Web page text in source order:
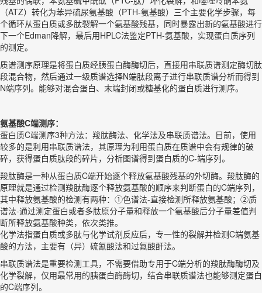
（ATZ）转化为苯异硫尿氨基酸（PTH-氨基酸）三个主要化学步骤，每
个循环从蛋白质或多肽裂解一个氨基酸残基，同时暴露出新的氨基酸进行
下一个Edman降解，最后用HPLC法鉴定PTH-氨基酸，实现蛋白质序列
的测定。
质谱测序原理是将蛋白质经胰蛋白酶酶切后，直接用串联质谱测定酶切肽
段混合物，然后通过一级质谱选择N端肽段离子进行串联质谱分析而得到
N端序列。能够对混合蛋白、末端封闭或糖基化的蛋白质进行测序。
氨基酸C端测序：
蛋白质C端测序3种方法：羧肽酶法、化学法及串联质谱法。目前，使用
较多的是利用串联质谱法，其原理为利用蛋白质在质谱中会有规律的破
碎，获得蛋白质肽段的碎片，分析图谱得到蛋白质的C-端序列。
羧肽酶是一种从蛋白质C端开始逐个释放氨基酸残基的外切酶。羧肽酶的
原理就是通过检测羧肽酶逐个释放氨基酸的顺序来判断蛋白的C端序列，
其中释放氨基酸的检测有两种：①色谱法-直接检测所释放氨基酸；②质
谱法-通过测定蛋白或者多肽原分子量和释放一个氨基酸后分子量差值判
断所释放氨基酸种类，依次类推。
化学法指蛋白质或多肽与化学试剂反应后，专一性的裂解并检测C端氨基
酸的方法，主要有（异）硫氰酸法和过氟酸酐法。
串联质谱法是重要检测工具，不需要借助专用于C端分析的羧肽酶酶切及
化学裂解，仅用最常用的胰蛋白酶酶切，结合串联质谱法也能够测定蛋白
的C端序列。